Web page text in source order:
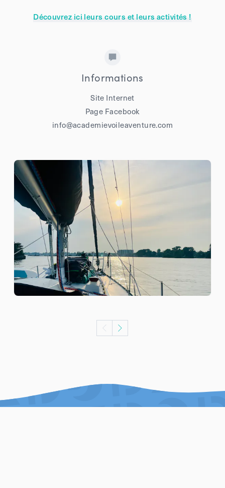
Découvrez ici leurs cours et leurs activités !
Informations
Site Internet
Page Facebook
info@academievoileaventure.com